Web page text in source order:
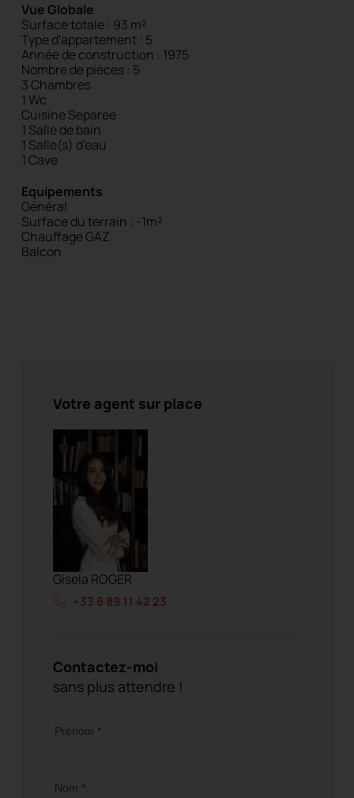
Vue Globale
Surface totale : 93 m²
Type d'appartement : 5
Année de construction : 1975
Nombre de pièces : 5
3 Chambres
1 Wc
Cuisine Separee
1 Salle de bain
1 Salle(s) d'eau
1 Cave
Equipements
Général
Surface du terrain : -1m²
Chauffage GAZ
Balcon
Votre agent sur place
Gisela ROGER
+33 6 89 11 42 23
Contactez-moi
sans plus attendre !
Prénom *
Nom *